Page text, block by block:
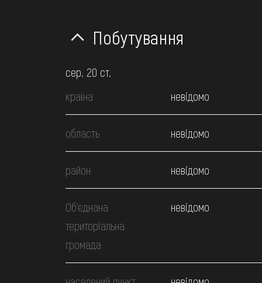
Побутування
сер. 20 ст.
країна
невідомо
область невідомо
район невідомо
Об’єднана
територіальна
громада
невідомо